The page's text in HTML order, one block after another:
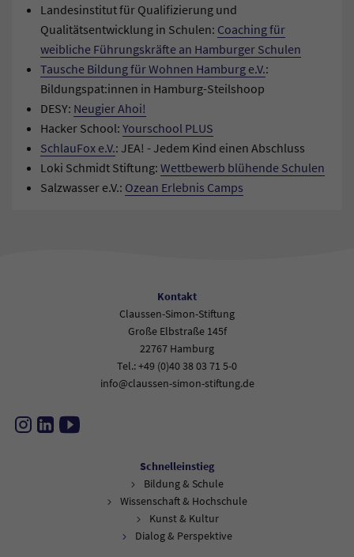
Landesinstitut für Qualifizierung und
Qualitätsentwicklung in Schulen: Coaching für
weibliche Führungskräfte an Hamburger Schulen
Tausche Bildung für Wohnen Hamburg e.V.:
Bildungspat:innen in Hamburg-Steilshoop
DESY: Neugier Ahoi!
Hacker School: Yourschool PLUS
SchlauFox e.V.: JEA! - Jedem Kind einen Abschluss
Loki Schmidt Stiftung: Wettbewerb blühende Schulen
Salzwasser e.V.: Ozean Erlebnis Camps
Kontakt
Claussen-Simon-Stiftung
Große Elbstraße 145f
22767 Hamburg
Tel.: +49 (0)40 38 03 71 5-0
info@claussen-simon-stiftung.de
Schnelleinstieg
Bildung & Schule
Wissenschaft & Hochschule
Kunst & Kultur
Dialog & Perspektive